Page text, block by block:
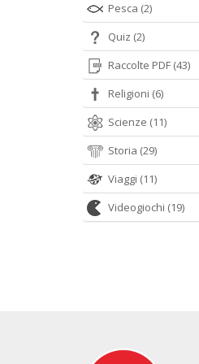
Pesca (2)
Quiz (2)
Raccolte PDF (43)
Religioni (6)
Scienze (11)
Storia (29)
Viaggi (11)
Videogiochi (19)